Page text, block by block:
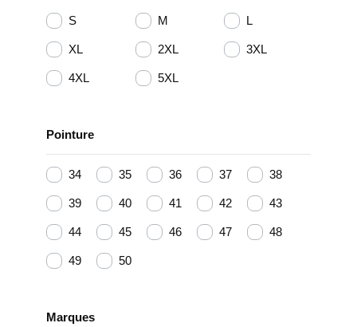
S M L
XL 2XL 3XL
4XL 5XL
Pointure
34 35 36 37 38
39 40 41 42 43
44 45 46 47 48
49 50
Marques